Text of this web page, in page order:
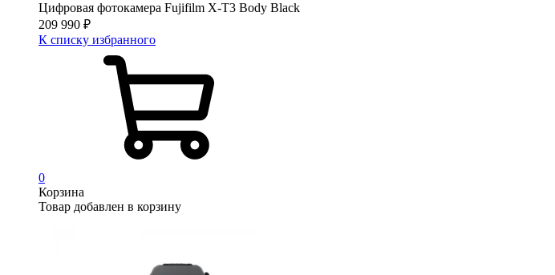
Цифровая фотокамера Fujifilm X-T3 Body Black
209 990 ₽
К списку избранного
0
Корзина
Товар добавлен в корзину